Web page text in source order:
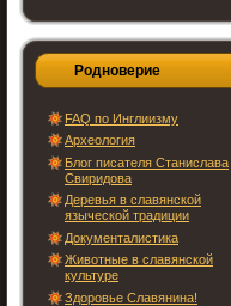
Родноверие
FAQ по Инглиизму
Археология
Блог писателя Станислава
Свиридова
Деревья в славянской
языческой традиции
Документалистика
Животные в славянской
культуре
Здоровье Славянина!